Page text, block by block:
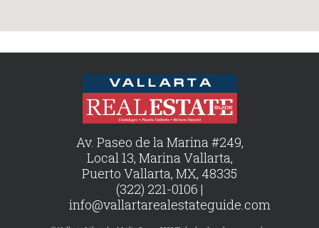
Av. Paseo de la Marina #249,
Local 13, Marina Vallarta,
Puerto Vallarta, MX, 48335
(322) 221-0106 |
info@vallartarealestateguide.com